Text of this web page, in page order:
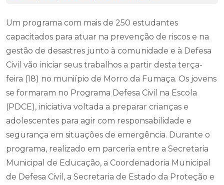
Um programa com mais de 250 estudantes
capacitados para atuar na prevenção de riscos e na
gestão de desastres junto à comunidade e à Defesa
Civil vão iniciar seus trabalhos a partir desta terça-
feira (18) no muniípio de Morro da Fumaça. Os jovens
se formaram no Programa Defesa Civil na Escola
(PDCE), iniciativa voltada a preparar crianças e
adolescentes para agir com responsabilidade e
segurança em situações de emergência. Durante o
programa, realizado em parceria entre a Secretaria
Municipal de Educação, a Coordenadoria Municipal
de Defesa Civil, a Secretaria de Estado da Proteção e